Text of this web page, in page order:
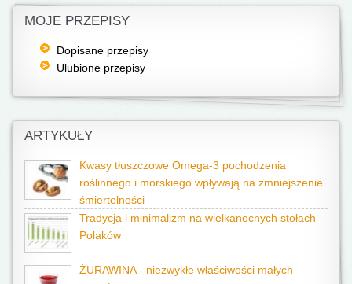
MOJE PRZEPISY
Dopisane przepisy
Ulubione przepisy
ARTYKUŁY
Kwasy tłuszczowe Omega-3 pochodzenia
roślinnego i morskiego wpływają na zmniejszenie
śmiertelności
Tradycja i minimalizm na wielkanocnych stołach
Polaków
ŻURAWINA - niezwykłe właściwości małych